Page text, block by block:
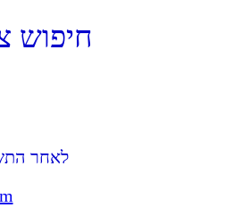
חיפוש
לאחר